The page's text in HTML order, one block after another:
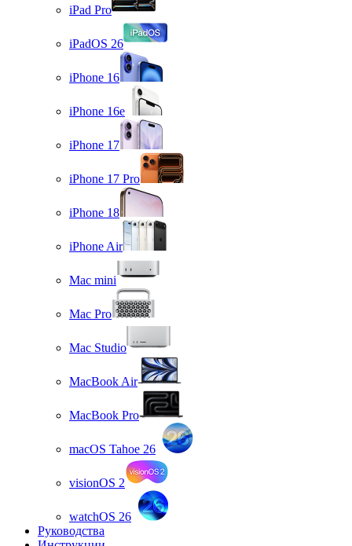
iPad Pro
iPadOS 26
iPhone 16
iPhone 16e
iPhone 17
iPhone 17 Pro
iPhone 18
iPhone Air
Mac mini
Mac Pro
Mac Studio
MacBook Air
MacBook Pro
macOS Tahoe 26
visionOS 2
watchOS 26
Руководства